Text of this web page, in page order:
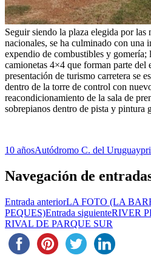
Seguir siendo la plaza elegida por las
nacionales, se ha culminado con una
expendio de combustibles y gomería;
camionetas 4×4 que forman parte del
presentación de turismo carretera se
dentro de la torre de control con
reacondicionamiento de la sala de
sobrepianos dentro de pista y pintura
10 añosAutódromo C. del Uruguay
Navegación de
Entrada anteriorLA FOTO (LA
PEQUES)Entrada siguienteRIVER
RIVAL DE PARQUE SUR